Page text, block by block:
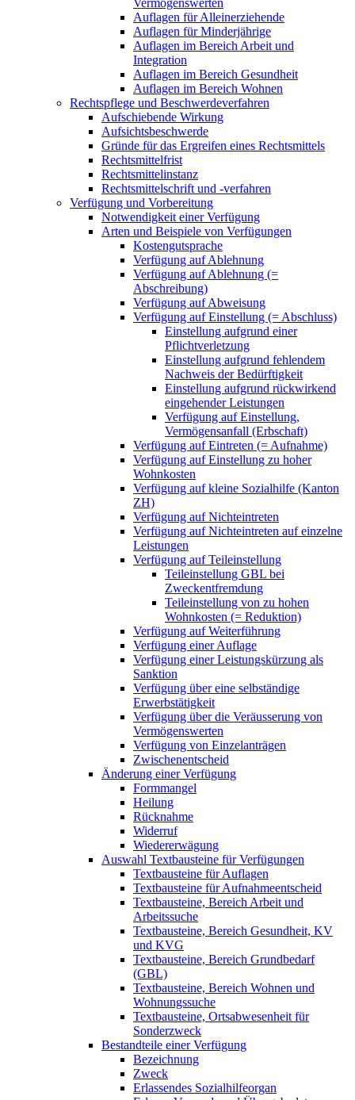
Auflagen für Alleinerziehende
Auflagen für Minderjährige
Auflagen im Bereich Arbeit und
Integration
Auflagen im Bereich Gesundheit
Auflagen im Bereich Wohnen
Rechtspflege und Beschwerdeverfahren
Aufschiebende Wirkung
Aufsichtsbeschwerde
Gründe für das Ergreifen eines Rechtsmittels
Rechtsmittelfrist
Rechtsmittelinstanz
Rechtsmittelschrift und -verfahren
Verfügung und Vorbereitung
Notwendigkeit einer Verfügung
Arten und Beispiele von Verfügungen
Kostengutsprache
Verfügung auf Ablehnung
Verfügung auf Ablehnung (=
Abschreibung)
Verfügung auf Abweisung
Verfügung auf Einstellung (= Abschluss)
Einstellung aufgrund einer
Pflichtverletzung
Einstellung aufgrund fehlendem
Nachweis der Bedürftigkeit
Einstellung aufgrund rückwirkend
eingehender Leistungen
Verfügung auf Einstellung,
Vermögensanfall (Erbschaft)
Verfügung auf Eintreten (= Aufnahme)
Verfügung auf Einstellung zu hoher
Wohnkosten
Verfügung auf kleine Sozialhilfe (Kanton
ZH)
Verfügung auf Nichteintreten
Verfügung auf Nichteintreten auf einzelne
Leistungen
Verfügung auf Teileinstellung
Teileinstellung GBL bei
Zweckentfremdung
Teileinstellung von zu hohen
Wohnkosten (= Reduktion)
Verfügung auf Weiterführung
Verfügung einer Auflage
Verfügung einer Leistungskürzung als
Sanktion
Verfügung über eine selbständige
Erwerbstätigkeit
Verfügung über die Veräusserung von
Vermögenswerten
Verfügung von Einzelanträgen
Zwischenentscheid
Änderung einer Verfügung
Formmangel
Heilung
Rücknahme
Widerruf
Wiedererwägung
Auswahl Textbausteine für Verfügungen
Textbausteine für Auflagen
Textbausteine für Aufnahmeentscheid
Textbausteine, Bereich Arbeit und
Arbeitssuche
Textbausteine, Bereich Gesundheit, KV
und KVG
Textbausteine, Bereich Grundbedarf
(GBL)
Textbausteine, Bereich Wohnen und
Wohnungssuche
Textbausteine, Ortsabwesenheit für
Sonderzweck
Bestandteile einer Verfügung
Bezeichnung
Zweck
Erlassendes Sozialhilfeorgan